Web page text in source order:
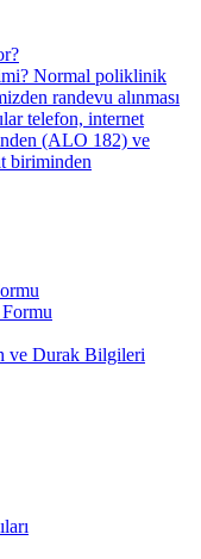
Normal poliklinik
randevu alınması
telefon, internet
(ALO 182) ve
biriminden
ve Durak Bilgileri